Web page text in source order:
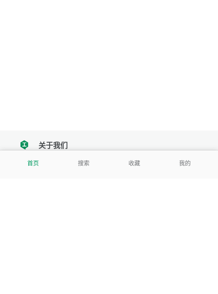
首页 搜索 收藏 我的
tencent关于我们
我们努力把每一个工具做成批量处理的产品